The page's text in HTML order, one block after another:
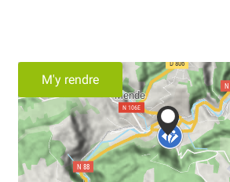
M'y rendre